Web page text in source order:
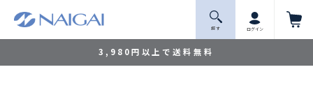
3,980円以上で送料無料
探 す ログイン